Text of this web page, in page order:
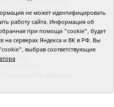
СМИ: Сетевое
область
СМИ Эл №
Федеральной
информационных
область
не может идентифицировать
работу сайта. Информация об
при помощи "cookie", будет
на серверах Яндекса и ВК в РФ. Вы
выбрав соответствующие